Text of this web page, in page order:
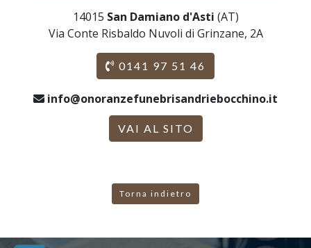
14015 San Damiano d'Asti (AT)
Via Conte Risbaldo Nuvoli di Grinzane, 2A
0141 97 51 46
info@onoranzefunebrisandriebocchino.it
VAI AL SITO
Torna indietro